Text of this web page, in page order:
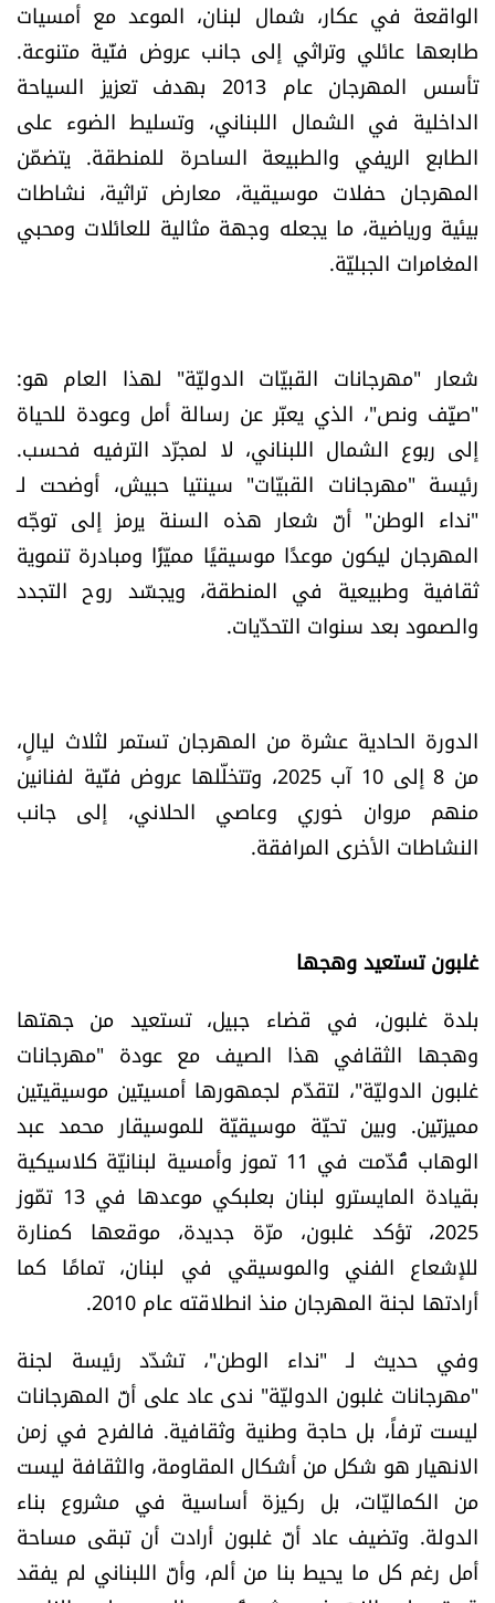
الواقعة في عكار، شمال لبنان، الموعد مع أمسيات
طابعها عائلي وتراثي إلى جانب عروض فنّية متنوعة.
تأسس المهرجان عام 2013 بهدف تعزيز السياحة
الداخلية في الشمال اللبناني، وتسليط الضوء على
الطابع الريفي والطبيعة الساحرة للمنطقة. يتضمّن
المهرجان حفلات موسيقية، معارض تراثية، نشاطات
بيئية ورياضية، ما يجعله وجهة مثالية للعائلات ومحبي
المغامرات الجبليّة.
شعار "مهرجانات القبيّات الدوليّة" لهذا العام هو:
"صيِّف ونص"، الذي يعبّر عن رسالة أمل وعودة للحياة
إلى ربوع الشمال اللبناني، لا لمجرّد الترفيه فحسب.
رئيسة "مهرجانات القبيّات" سينتيا حبيش، أوضحت لـ
"نداء الوطن" أنّ شعار هذه السنة يرمز إلى توجّه
المهرجان ليكون موعدًا موسيقيًا مميّزًا ومبادرة تنموية
ثقافية وطبيعية في المنطقة، ويجسّد روح التجدد
والصمود بعد سنوات التحدّيات.
الدورة الحادية عشرة من المهرجان تستمر لثلاث ليالٍ،
من 8 إلى 10 آب 2025، وتتخلّلها عروض فنّية لفنانين
منهم مروان خوري وعاصي الحلاني، إلى جانب
النشاطات الأخرى المرافقة.
غلبون تستعيد وهجها
بلدة غلبون، في قضاء جبيل، تستعيد من جهتها
وهجها الثقافي هذا الصيف مع عودة "مهرجانات
غلبون الدوليّة"، لتقدّم لجمهورها أمسيتَين موسيقيتَين
مميزتَين. وبين تحيّة موسيقيّة للموسيقار محمد عبد
الوهاب قُدّمت في 11 تموز وأمسية لبنانيّة كلاسيكية
بقيادة المايسترو لبنان بعلبكي موعدها في 13 تمّوز
2025، تؤكد غلبون، مرّة جديدة، موقعها كمنارة
للإشعاع الفني والموسيقي في لبنان، تمامًا كما
أرادتها لجنة المهرجان منذ انطلاقته عام 2010.
وفي حديث لـ "نداء الوطن"، تشدّد رئيسة لجنة
"مهرجانات غلبون الدوليّة" ندى عاد على أنّ المهرجانات
ليست ترفاً، بل حاجة وطنية وثقافية. فالفرح في زمن
الانهيار هو شكل من أشكال المقاومة، والثقافة ليست
من الكماليّات، بل ركيزة أساسية في مشروع بناء
الدولة. وتضيف عاد أنّ غلبون أرادت أن تبقى مساحة
أمل رغم كل ما يحيط بنا من ألم، وأنّ اللبناني لم يفقد